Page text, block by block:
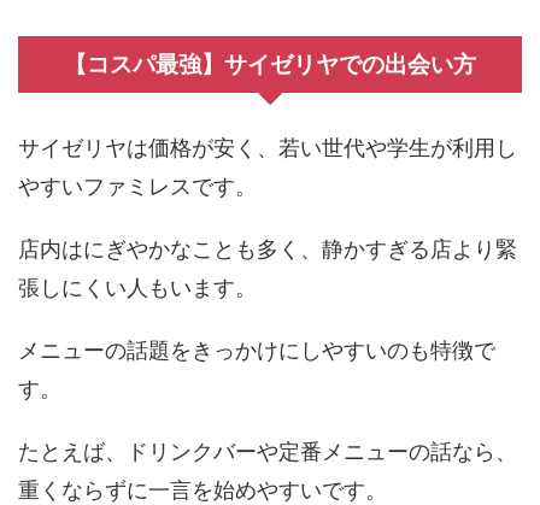
【コスパ最強】サイゼリヤでの出会い方
サイゼリヤは価格が安く、若い世代や学生が利用し
やすいファミレスです。
店内はにぎやかなことも多く、静かすぎる店より緊
張しにくい人もいます。
メニューの話題をきっかけにしやすいのも特徴で
す。
たとえば、ドリンクバーや定番メニューの話なら、
重くならずに一言を始めやすいです。